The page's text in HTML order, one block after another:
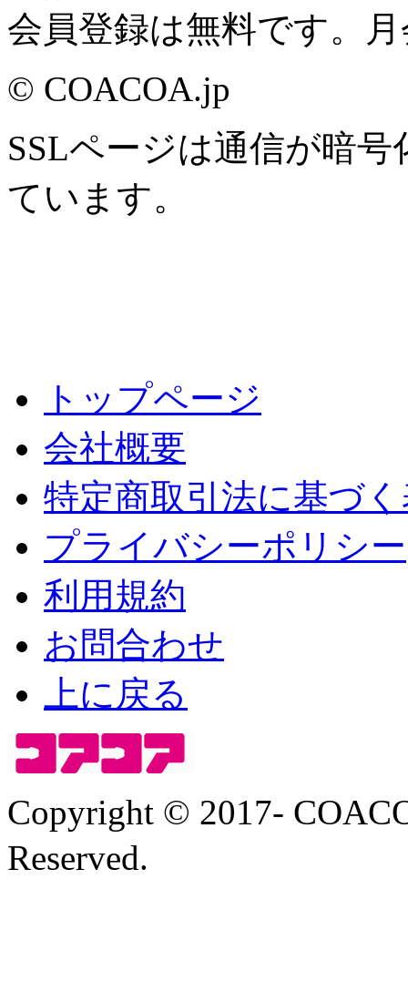
会員登録は無料です。
© COACOA.jp
SSLページは通信が暗
ています。
トップページ
会社概要
特定商取引法に基づ
プライバシーポリシー
利用規約
お問合わせ
上に戻る
Copyright © 2017-
Reserved.